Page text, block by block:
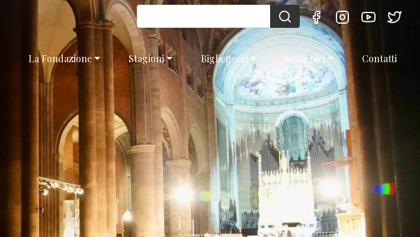
La Fondazione Stagioni Biglietteria Sostienici Contatti